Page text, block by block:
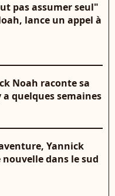
pas assumer seul"
lance un appel à
Noah raconte sa
quelques semaines
Yannick
dans le sud